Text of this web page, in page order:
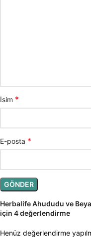
Herbalife Ahududu ve
için 4 değerlendirme
Henüz değerlendirme
İsim *
E-posta *